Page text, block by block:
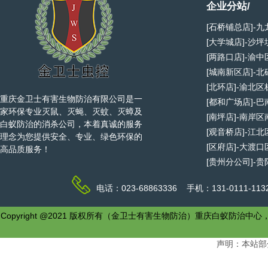
重庆金卫士有害生物防治有限公司是一
家环保专业灭鼠、灭蝇、灭蚊、灭蟑及
白蚁防治的消杀公司，本着真诚的服务
理念为您提供安全、专业、绿色环保的
高品质服务！
企业分站/
[石桥铺总店]-九
[大学城店]-沙坪
[两路口店]-渝中
[城南新区店]-北
[北环店]-渝北区
[都和广场店]-巴
[南坪店]-南岸区
[观音桥店]-江北
[区府店]-大渡口
[贵州分公司]-贵
电话：023-68863336 手机：131-0111-
Copyright @2021 版权所有（金卫士有害生物防治）重庆白蚁防治中
声明：本站